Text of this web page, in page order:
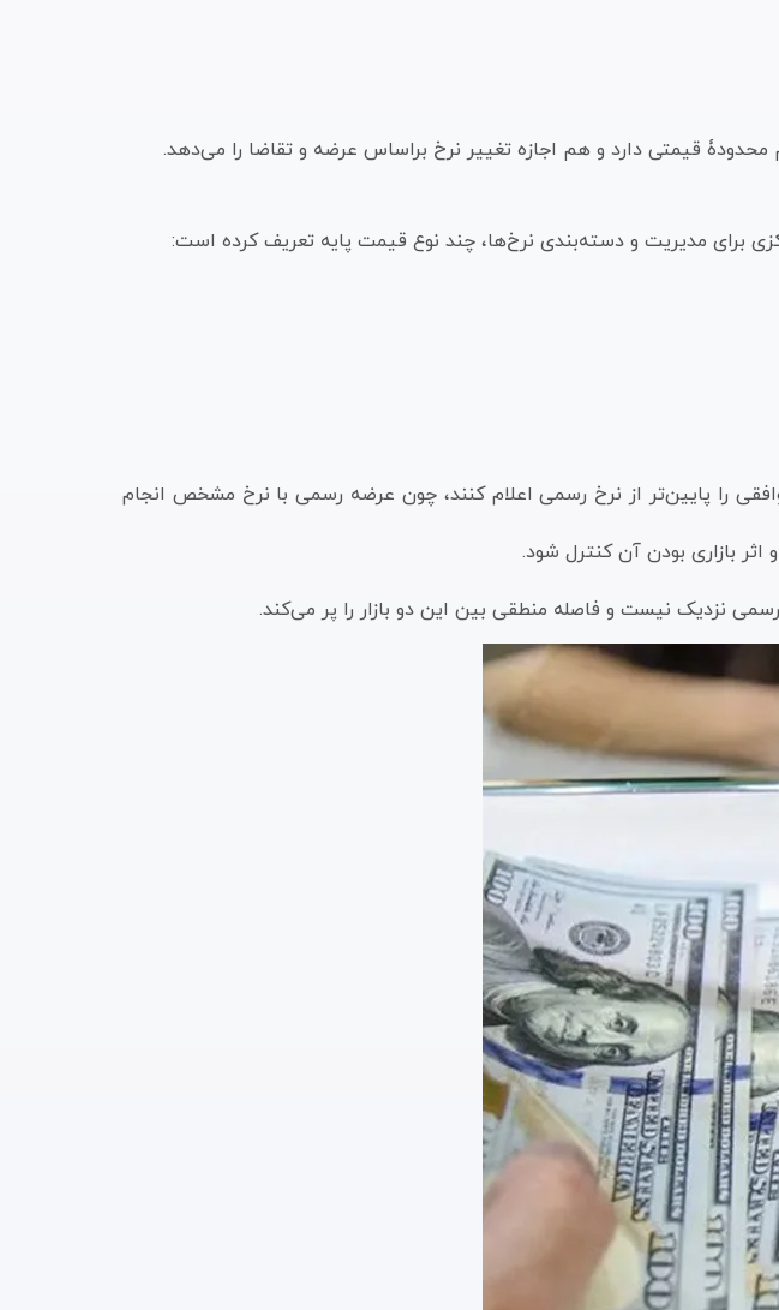
محدودۀ قیمتی دارد و هم اجازه تغییر نرخ براساس عرضه و تقاضا را می‌دهد.
برای مدیریت و دسته‌بندی نرخ‌ها، چند نوع قیمت پایه تعریف کرده است:
را پایین‌تر از نرخ رسمی اعلام کنند، چون عرضه رسمی با نرخ مشخص انجام
بازاری بودن آن کنترل شود.
نزدیک نیست و فاصله منطقی بین این دو بازار را پر می‌کند.